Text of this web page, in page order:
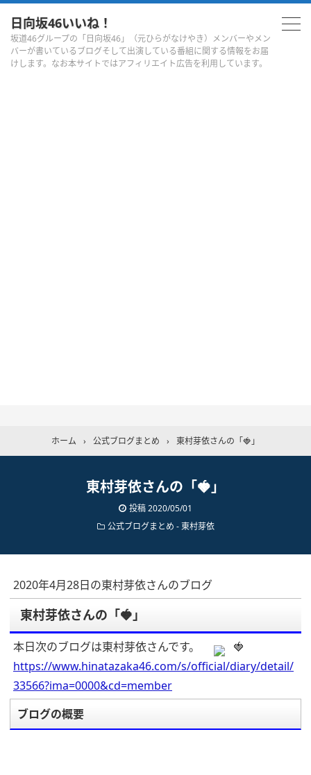
日向坂46いいね！
坂道46グループの「日向坂46」（元ひらがなけやき）メンバーやメン
バーが書いているブログそして出演している番組に関する情報をお届
けします。なお本サイトではアフィリエイト広告を利用しています。
ホーム › 公式ブログまとめ › 東村芽依さんの「🍓」
東村芽依さんの「🍓」
投稿2020/05/01
公式ブログまとめ -東村芽依
2020年4月28日の東村芽依さんのブログ
東村芽依さんの「🍓」
本日次のブログは東村芽依さんです。
🍓
https://www.hinatazaka46.com/s/official/diary/detail/
33566?ima=0000&cd=member
ブログの概要